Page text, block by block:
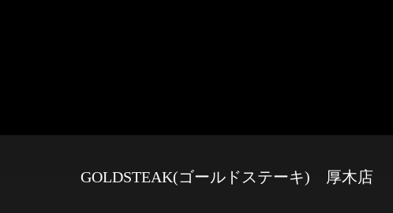
GOLDSTEAK(ゴールドステーキ) 厚木店